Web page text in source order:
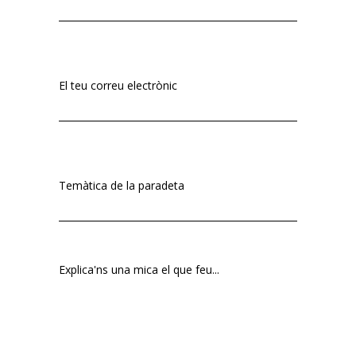
El teu correu electrònic
Temàtica de la paradeta
Explica'ns una mica el que feu...